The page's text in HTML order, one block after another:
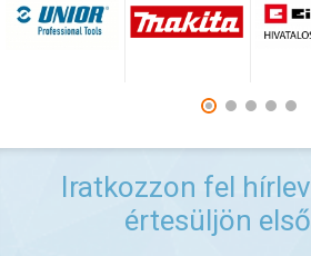
Iratkozzon fel
értesüljön